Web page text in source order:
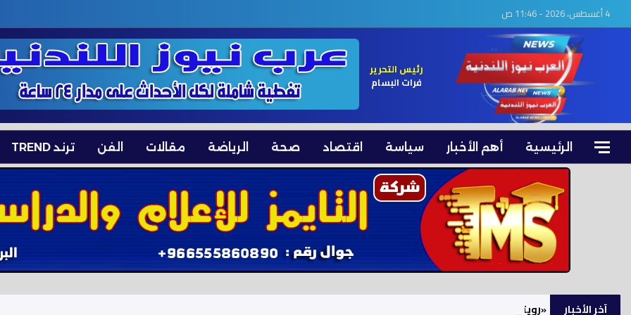
4 أغسطس، 2026 - 11:46 ص
رئيس التحرير
فرات البسام
الرئيسية أهم الأخبار سياسة اقتصاد صحة الرياضة مقالات الفن ترند TREND
آخر الأخبار «رويترز»: خطة عُمانية-إيرانية مرتقبة لمنح طهران السيطرة الكاملة على حركة السفن في مضيق هرمز